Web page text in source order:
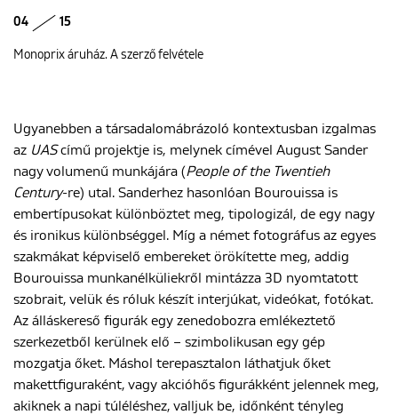
04 15
Monoprix áruház. A szerző felvétele
Ugyanebben a társadalomábrázoló kontextusban izgalmas
az UAScímű projektje is, melynek címével August Sander
nagy volumenű munkájára (People of the Twentieh
Century-re) utal. Sanderhez hasonlóan Bourouissa is
embertípusokat különböztet meg, tipologizál, de egy nagy
és ironikus különbséggel. Míg a német fotográfus az egyes
szakmákat képviselő embereket örökítette meg, addig
Bourouissa munkanélküliekről mintázza 3D nyomtatott
szobrait, velük és róluk készít interjúkat, videókat, fotókat.
Az álláskereső figurák egy zenedobozra emlékeztető
szerkezetből kerülnek elő – szimbolikusan egy gép
mozgatja őket. Máshol terepasztalon láthatjuk őket
makettfiguraként, vagy akcióhős figurákként jelennek meg,
akiknek a napi túléléshez, valljuk be, időnként tényleg